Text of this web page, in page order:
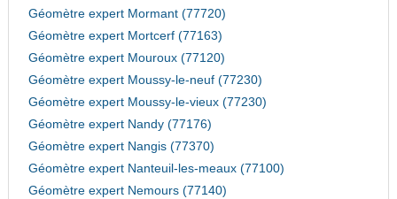
Géomètre expert Mormant (77720)
Géomètre expert Mortcerf (77163)
Géomètre expert Mouroux (77120)
Géomètre expert Moussy-le-neuf (77230)
Géomètre expert Moussy-le-vieux (77230)
Géomètre expert Nandy (77176)
Géomètre expert Nangis (77370)
Géomètre expert Nanteuil-les-meaux (77100)
Géomètre expert Nemours (77140)